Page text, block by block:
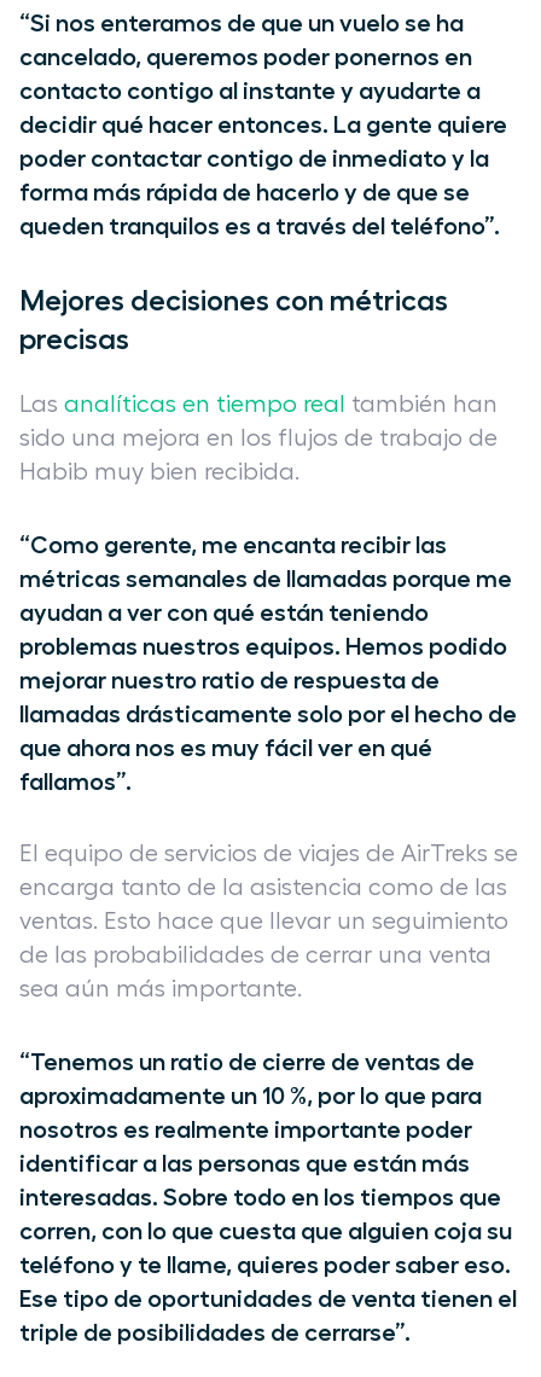
“Si nos enteramos de que un vuelo se ha
cancelado, queremos poder ponernos en
contacto contigo al instante y ayudarte a
decidir qué hacer entonces. La gente quiere
poder contactar contigo de inmediato y la
forma más rápida de hacerlo y de que se
queden tranquilos es a través del teléfono”.
Mejores decisiones con métricas
precisas
Las analíticas en tiempo real también han
sido una mejora en los flujos de trabajo de
Habib muy bien recibida.
“Como gerente, me encanta recibir las
métricas semanales de llamadas porque me
ayudan a ver con qué están teniendo
problemas nuestros equipos. Hemos podido
mejorar nuestro ratio de respuesta de
llamadas drásticamente solo por el hecho de
que ahora nos es muy fácil ver en qué
fallamos”.
El equipo de servicios de viajes de AirTreks se
encarga tanto de la asistencia como de las
ventas. Esto hace que llevar un seguimiento
de las probabilidades de cerrar una venta
sea aún más importante.
“Tenemos un ratio de cierre de ventas de
aproximadamente un 10 %, por lo que para
nosotros es realmente importante poder
identificar a las personas que están más
interesadas. Sobre todo en los tiempos que
corren, con lo que cuesta que alguien coja su
teléfono y te llame, quieres poder saber eso.
Ese tipo de oportunidades de venta tienen el
triple de posibilidades de cerrarse”.